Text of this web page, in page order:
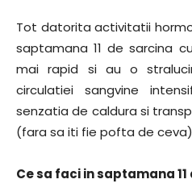
Tot datorita activitatii
saptamana 11 de sarcina
mai rapid si au o
circulatiei sangvine
senzatia de caldura si
(fara sa iti fie pofta de
Ce sa faci in saptamana